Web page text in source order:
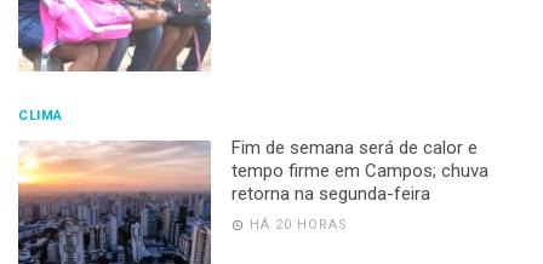
CLIMA
Fim de semana será de calor e
tempo firme em Campos; chuva
retorna na segunda-feira
HÁ 20 HORAS